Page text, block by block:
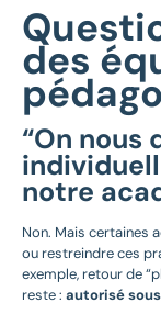
des
“On nous
notre
Non. Mais certaines
ou restreindre ces
exemple, retour de
reste : autorisé